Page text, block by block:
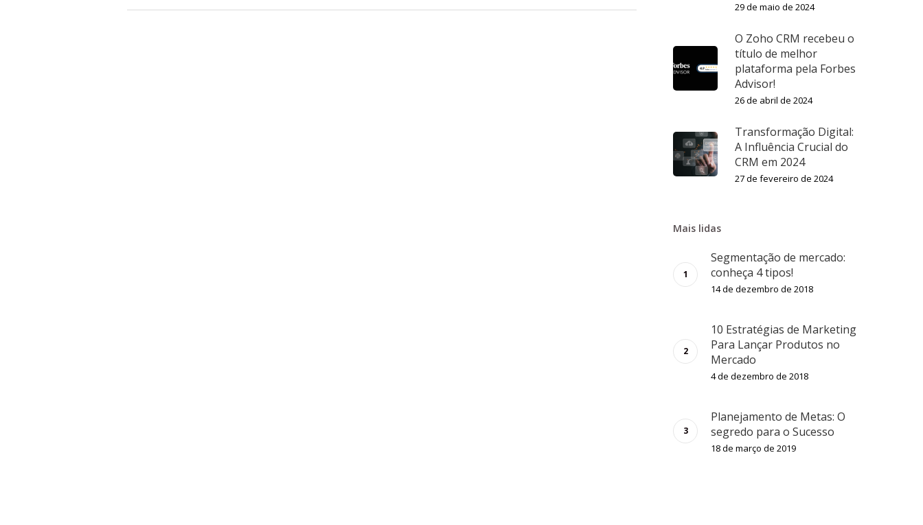
29 de maio de 2024
O Zoho CRM recebeu o
título de melhor
plataforma pela Forbes
Advisor!
26 de abril de 2024
Transformação Digital:
A Influência Crucial do
CRM em 2024
27 de fevereiro de 2024
Mais lidas
Segmentação de mercado:
conheça 4 tipos!
14 de dezembro de 2018
10 Estratégias de Marketing
Para Lançar Produtos no
Mercado
4 de dezembro de 2018
Planejamento de Metas: O
segredo para o Sucesso
18 de março de 2019